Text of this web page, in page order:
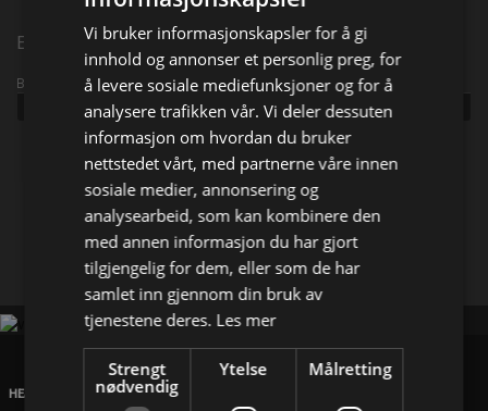
Episode 189
Broadcast info
2026
Facebook X
HEAD OFFICE
Vi bruker informasjonskapsler for å gi
innhold og annonser et personlig preg, for
å levere sosiale mediefunksjoner og for å
analysere trafikken vår. Vi deler dessuten
informasjon om hvordan du bruker
nettstedet vårt, med partnerne våre innen
sosiale medier, annonsering og
analysearbeid, som kan kombinere den
med annen informasjon du har gjort
tilgjengelig for dem, eller som de har
samlet inn gjennom din bruk av
tjenestene deres. Les mer
Strengt
nødvendig
Ytelse Målretting